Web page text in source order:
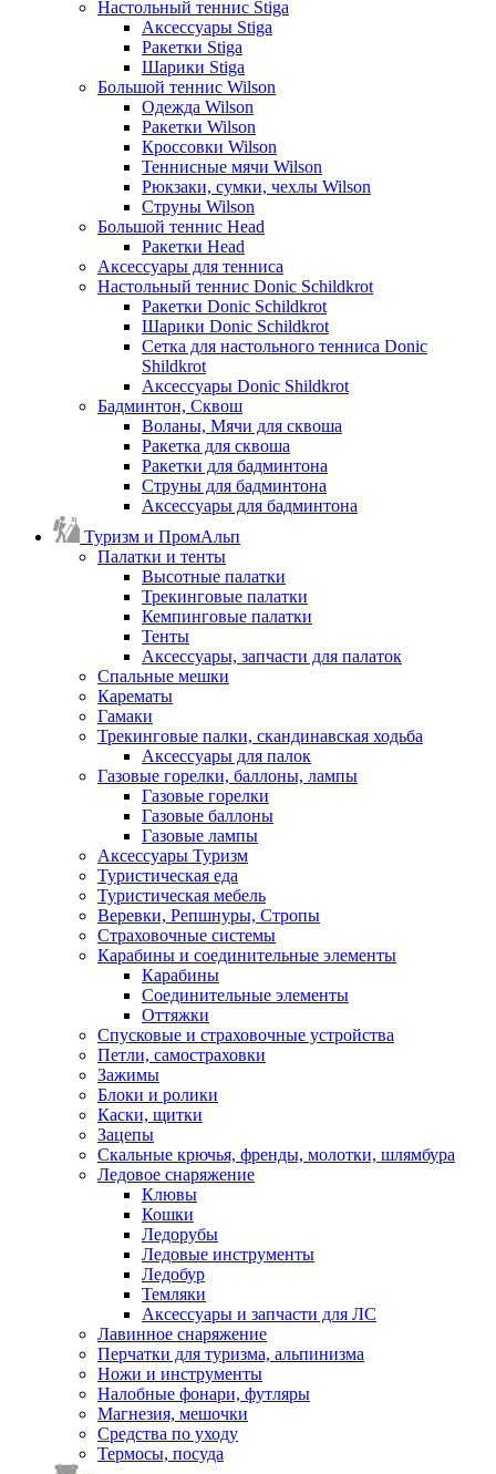
Настольный теннис Stiga
Аксессуары Stiga
Ракетки Stiga
Шарики Stiga
Большой теннис Wilson
Одежда Wilson
Ракетки Wilson
Кроссовки Wilson
Теннисные мячи Wilson
Рюкзаки, сумки, чехлы Wilson
Струны Wilson
Большой теннис Head
Ракетки Head
Аксессуары для тенниса
Настольный теннис Donic Schildkrot
Ракетки Donic Schildkrot
Шарики Donic Schildkrot
Сетка для настольного тенниса Donic
Shildkrot
Аксессуары Donic Shildkrot
Бадминтон, Сквош
Воланы, Мячи для сквоша
Ракетка для сквоша
Ракетки для бадминтона
Струны для бадминтона
Аксессуары для бадминтона
Туризм и ПромАльп
Палатки и тенты
Высотные палатки
Трекинговые палатки
Кемпинговые палатки
Тенты
Аксессуары, запчасти для палаток
Спальные мешки
Карематы
Гамаки
Трекинговые палки, скандинавская ходьба
Аксессуары для палок
Газовые горелки, баллоны, лампы
Газовые горелки
Газовые баллоны
Газовые лампы
Аксессуары Туризм
Туристическая еда
Туристическая мебель
Веревки, Репшнуры, Стропы
Страховочные системы
Карабины и соединительные элементы
Карабины
Соединительные элементы
Оттяжки
Спусковые и страховочные устройства
Петли, самостраховки
Зажимы
Блоки и ролики
Каски, щитки
Зацепы
Скальные крючья, френды, молотки, шлямбура
Ледовое снаряжение
Клювы
Кошки
Ледорубы
Ледовые инструменты
Ледобур
Темляки
Аксессуары и запчасти для ЛС
Лавинное снаряжение
Перчатки для туризма, альпинизма
Ножи и инструменты
Налобные фонари, футляры
Магнезия, мешочки
Средства по уходу
Термосы, посуда